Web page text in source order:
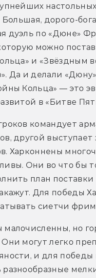
Большая, дорого-
дуэль по «Дюне»
можно
и «Звёздным
Да и делали
Кольца» — это
в «Битве
командует
другой выступает
Харконнены
Они во что бы
план поставки
Для победы
сиетчи
но
могут легко
и для